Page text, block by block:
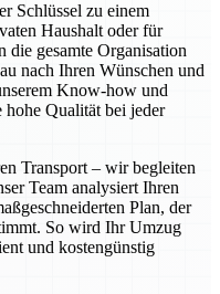
Schlüssel zu einem
Haushalt oder für
die gesamte Organisation
nach Ihren Wünschen und
Know-how und
hohe Qualität bei jeder
Transport – wir begleiten
Team analysiert Ihren
Plan, der
So wird Ihr Umzug
und kostengünstig